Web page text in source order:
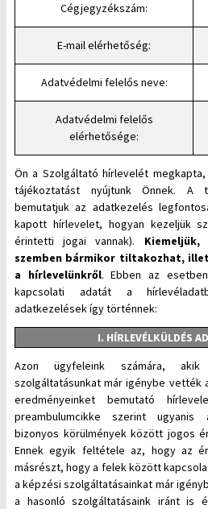
Cégjegyzékszám:
E-mail elérhetőség:
Adatvédelmi felelős neve:
Adatvédelmi felelős
elérhetősége:
Ön a Szolgáltató hírlevelét
tájékoztatást nyújtunk Önnek. A
bemutatjuk az adatkezelés
kapott hírlevelet, hogyan kezeljük
érintetti jogai vannak).
szemben bármikor tiltakozhat,
a hírlevelünkről. Ebben az
kapcsolati adatát a
adatkezelések így történnek:
I. HÍRLEVÉLKÜLDÉS
Azon ügyfeleink számára,
szolgáltatásunkat már igénybe vették
eredményeinket bemutató
preambulumcikke szerint
bizonyos körülmények között jogos
Ennek egyik feltétele az, hogy az
másrészt, hogy a felek között
a képzési szolgáltatásainkat már
a hasonló szolgáltatásaink iránt is